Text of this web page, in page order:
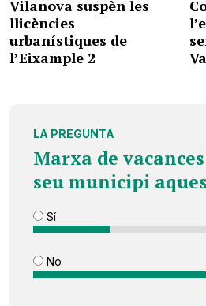
Vilanova suspèn les
llicències
urbanístiques de
l’Eixample 2
LA PREGUNTA
Marxa de
seu municipi
Sí
No